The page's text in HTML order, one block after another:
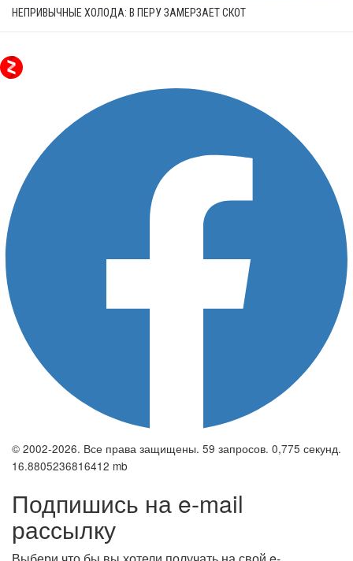
НЕПРИВЫЧНЫЕ ХОЛОДА: В ПЕРУ ЗАМЕРЗАЕТ СКОТ
© 2002-2026. Все права защищены. 59 запросов. 0,775 секунд.
16.8805236816412 mb
Подпишись на e-mail
рассылку